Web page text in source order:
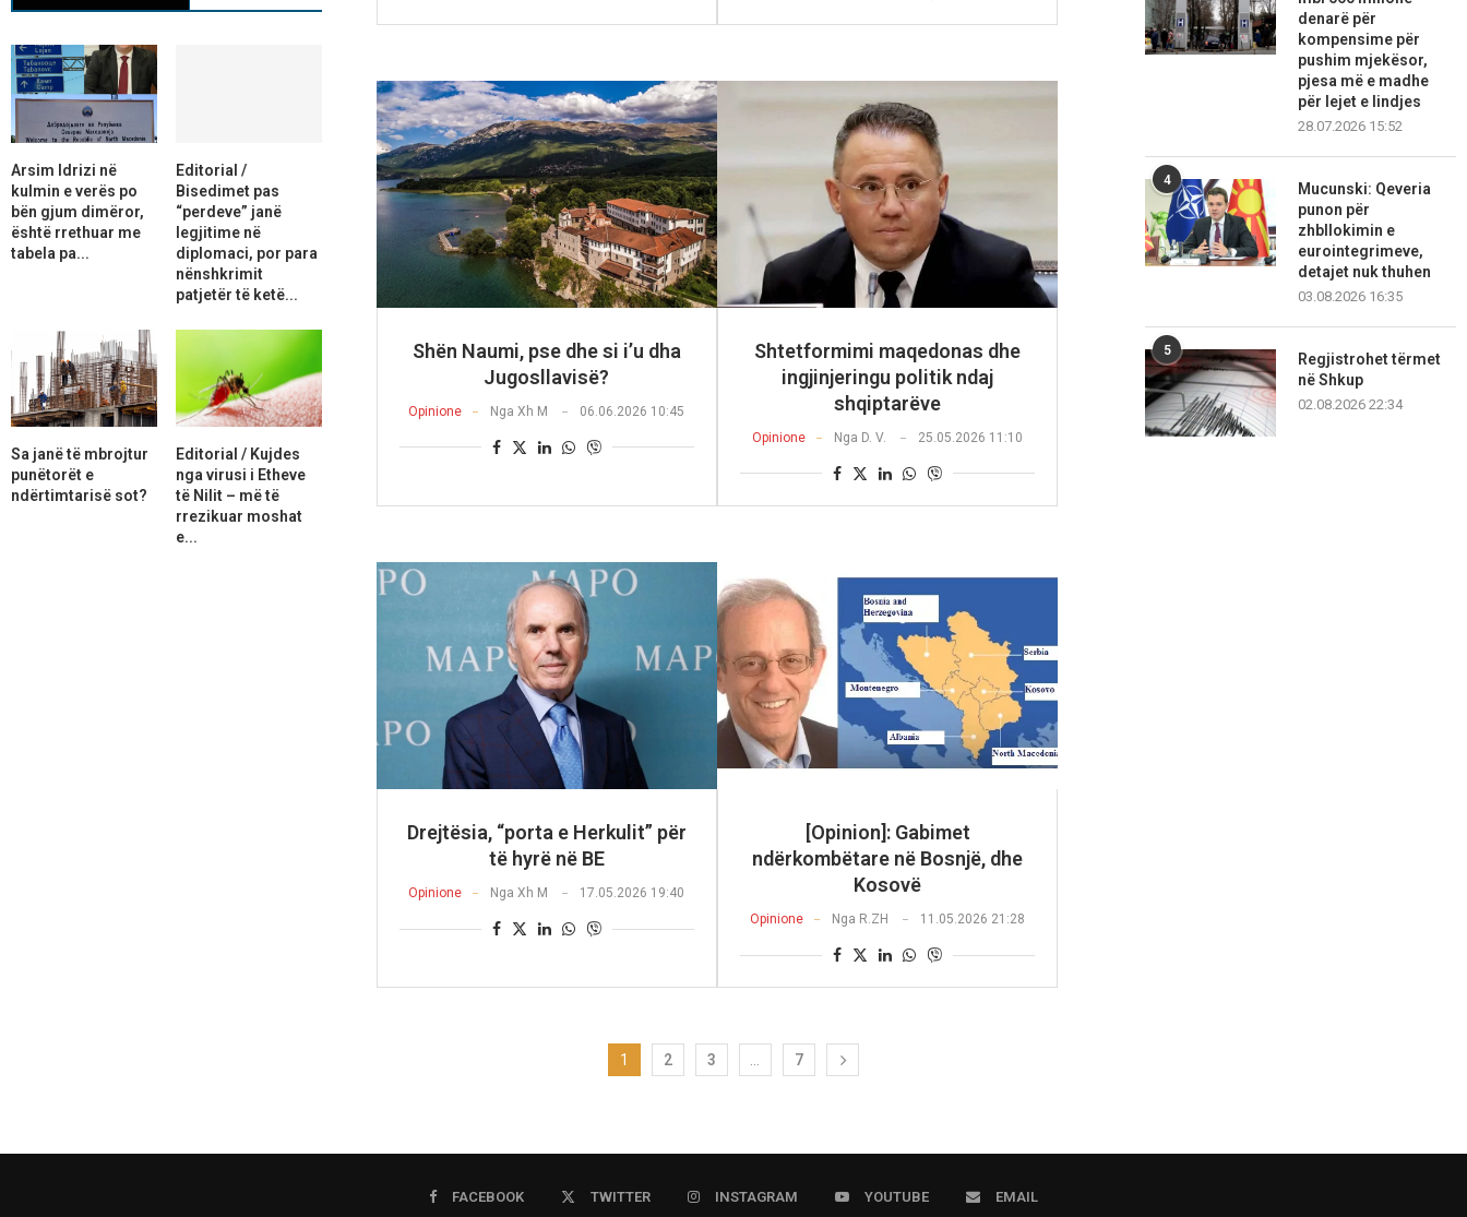
Shën Naumi, pse dhe si i’u dha
Jugosllavisë?
Opinione NgaXh M 06.06.2026 10:45
Shtetformimi maqedonas dhe
ingjinjeringu politik ndaj
shqiptarëve
Opinione Nga D. V. 25.05.2026 11:10
Drejtësia, “porta e Herkulit” për
të hyrë në BE
Opinione NgaXh M 17.05.2026 19:40
[Opinion]: Gabimet
ndërkombëtare në Bosnjë, dhe
Kosovë
Opinione Nga R.ZH 11.05.2026 21:28
1 2 3 … 7
denarë për
kompensime për
pushim mjekësor,
pjesa më e madhe
për lejet e lindjes
28.07.2026 15:52
4
Mucunski: Qeveria
punon për
zhbllokimin e
eurointegrimeve,
detajet nuk thuhen
03.08.2026 16:35
5
Regjistrohet tërmet
në Shkup
02.08.2026 22:34
Arsim Idrizi në
kulmin e verës po
bën gjum dimëror,
është rrethuar me
tabela pa...
Editorial /
Bisedimet pas
“perdeve” janë
legjitime në
diplomaci, por para
nënshkrimit
patjetër të ketë...
Sa janë të mbrojtur
punëtorët e
ndërtimtarisë sot?
Editorial / Kujdes
nga virusi i Etheve
të Nilit – më të
rrezikuar moshat
e...
FACEBOOK TWITTER INSTAGRAM YOUTUBE EMAIL